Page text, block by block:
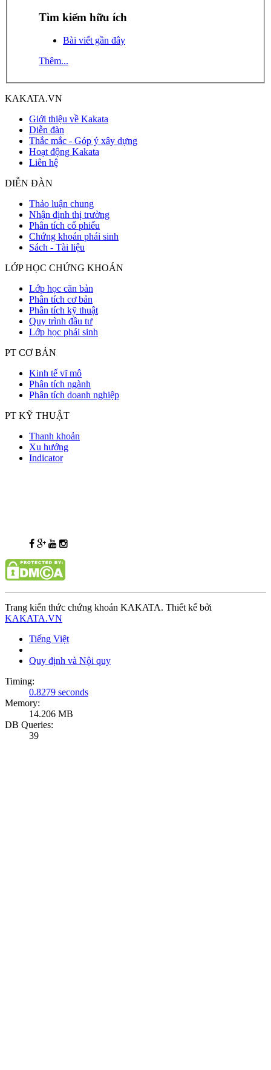
Tìm kiếm hữu ích
Bài viết gần đây
Thêm...
KAKATA.VN
Giới thiệu về Kakata
Diễn đàn
Thắc mắc - Góp ý xây dựng
Hoạt động Kakata
Liên hệ
DIỄN ĐÀN
Thảo luận chung
Nhận định thị trường
Phân tích cổ phiếu
Chứng khoán phái sinh
Sách - Tài liệu
LỚP HỌC CHỨNG KHOÁN
Lớp học căn bản
Phân tích cơ bản
Phân tích kỹ thuật
Quy trình đầu tư
Lớp học phái sinh
PT CƠ BẢN
Kinh tế vĩ mô
Phân tích ngành
Phân tích doanh nghiệp
PT KỸ THUẬT
Thanh khoản
Xu hướng
Indicator
Trang kiến thức chứng khoán KAKATA. Thiết kế bởi
KAKATA.VN
Tiếng Việt
Quy định và Nội quy
Timing:
0.8279 seconds
Memory:
14.206 MB
DB Queries:
39